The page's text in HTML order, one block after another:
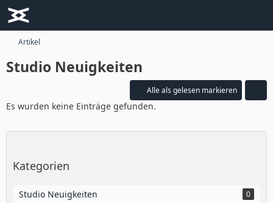
Artikel
Studio Neuigkeiten
Alle als gelesen markieren
Es wurden keine Einträge gefunden.
Kategorien
Studio Neuigkeiten 0